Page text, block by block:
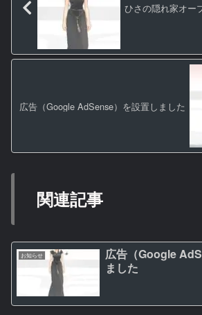
ひさの隠れ家オー
広告（Google AdSense）を設置しました
関連記事
お知らせ
広告（Google
ました